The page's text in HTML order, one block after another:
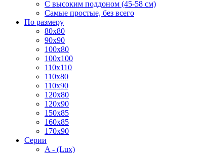
С высоким поддоном (45-58 см)
Самые простые, без всего
По размеру
80x80
90x90
100x80
100x100
110x110
110x80
110x90
120x80
120x90
150x85
160x85
170x90
Серии
A - (Lux)